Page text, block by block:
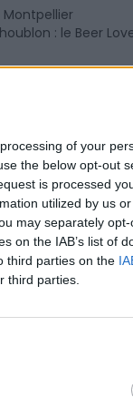
of your
the below opt-out
is processed
utilized by us
may separately
on the IAB’s list of
third parties on the
third parties.
: le Beer
spectacles,
le long des
les
dansantes, et les
lès-Maguelone,